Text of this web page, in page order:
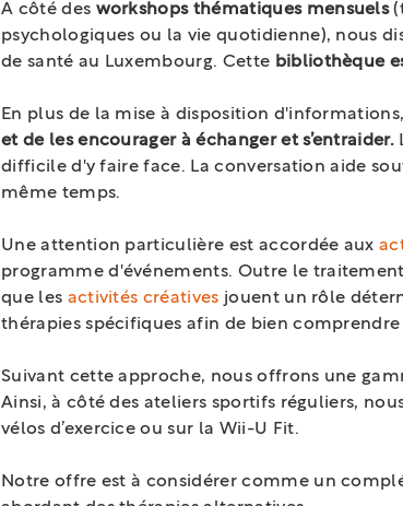
A côté des workshops thématiques mensuels
psychologiques ou la vie quotidienne), nous
de santé au Luxembourg. Cette bibliothèque
En plus de la mise à disposition
et de les encourager à échanger et s’entraider.
difficile d'y faire face. La conversation aide
même temps.
Une attention particulière est accordée aux
programme d'événements. Outre le
que les activités créatives jouent un rôle
thérapies spécifiques afin de bien
Suivant cette approche, nous offrons une
Ainsi, à côté des ateliers sportifs réguliers,
vélos d’exercice ou sur la Wii-U Fit.
Notre offre est à considérer comme un